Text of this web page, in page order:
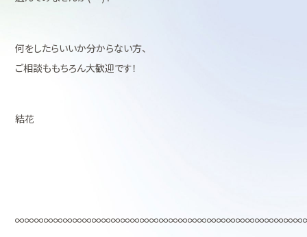
何をしたらいいか分からない方、
ご相談ももちろん大歓迎です！
結花